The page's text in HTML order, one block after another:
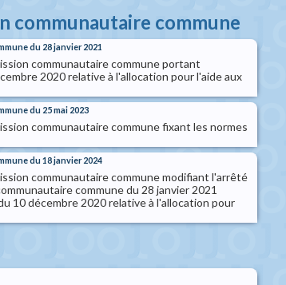
communautaire commune
du 28 janvier 2021
communautaire commune portant
2020 relative à l'allocation pour l'aide aux
du 25 mai 2023
communautaire commune fixant les normes
du 18 janvier 2024
communautaire commune modifiant l'arrêté
commune du 28 janvier 2021
10 décembre 2020 relative à l'allocation pour